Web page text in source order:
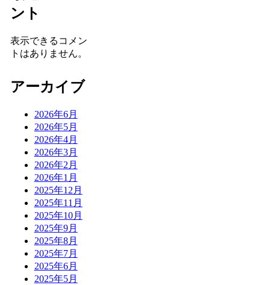
ント
表示できるコメン
トはありません。
アーカイブ
2026年6月
2026年5月
2026年4月
2026年3月
2026年2月
2026年1月
2025年12月
2025年11月
2025年10月
2025年9月
2025年8月
2025年7月
2025年6月
2025年5月